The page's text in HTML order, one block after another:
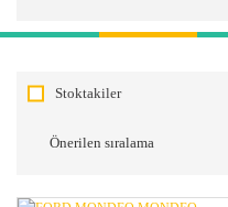
Stoktakiler